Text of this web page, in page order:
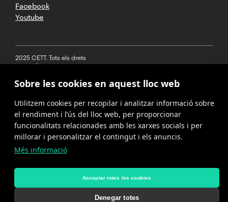
Facebook
Youtube
2025 CETT. Tots els drets
reservats
Avís legal
Política de
privacitat
Cookies
Política del
Sobre les cookies en aquest lloc web
Utilitzem cookies per recopilar i analitzar informació sobre
el rendiment i l’ús del lloc web, per proporcionar
funcionalitats relacionades amb les xarxes socials i per
millorar i personalitzar el contingut i els anuncis.
Més informació
Acceptar totes les cookies
Denegar totes